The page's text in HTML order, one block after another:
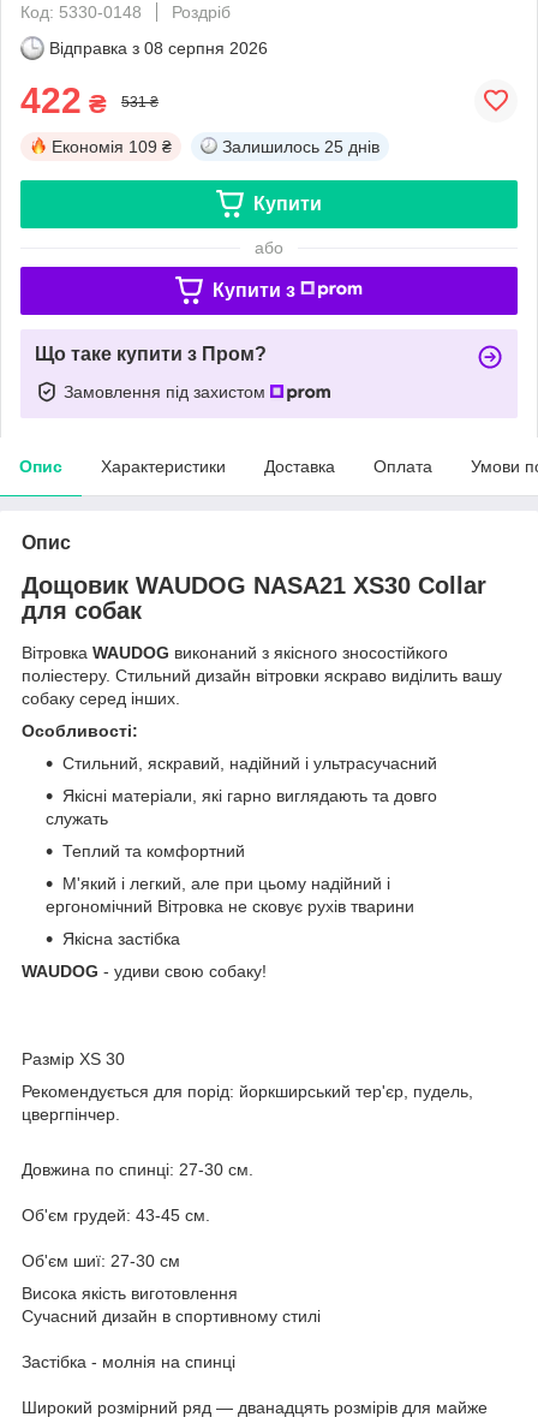
Код: 5330-0148
Роздріб
Відправка з 08 серпня 2026
422 ₴ 531 ₴
Економія 109 ₴ Залишилось 25 днів
Купити
або
Купити з
Що таке купити з Пром?
Замовлення під захистом
Опис Характеристики Доставка Оплата Умови
Опис
Дощовик WAUDOG NASA21 XS30 Collar
для собак
Вітровка WAUDOG виконаний з якісного зносостійкого
поліестеру. Стильний дизайн вітровки яскраво виділить вашу
собаку серед інших.
Особливості:
Стильний, яскравий, надійний і ультрасучасний
Якісні матеріали, які гарно виглядають та довго
служать
Теплий та комфортний
М'який і легкий, але при цьому надійний і
ергономічний Вітровка не сковує рухів тварини
Якісна застібка
WAUDOG - удиви свою собаку!
Размір XS 30
Рекомендується для порід: йоркширський тер'єр, пудель,
цвергпінчер.
Довжина по спинці: 27-30 см.
Об'єм грудей: 43-45 см.
Об'єм шиї: 27-30 см
Висока якість виготовлення
Сучасний дизайн в спортивному стилі
Застібка - молнія на спинці
Широкий розмірний ряд — дванадцять розмірів для майже